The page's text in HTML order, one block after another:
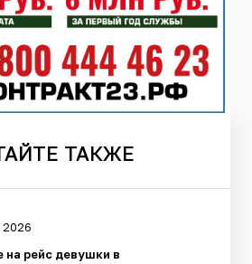
ТАКЖЕ
2026
рейс девушки в